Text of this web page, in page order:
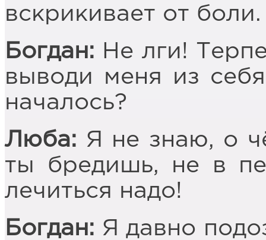
вскрикивает от боли.
Богдан: Не лги!
выводи меня из
началось?
Люба: Я не знаю, о
ты бредишь, не в
лечиться надо!
Богдан: Я давно